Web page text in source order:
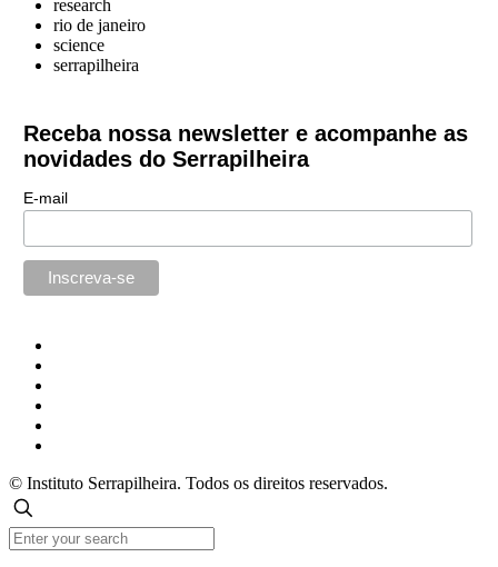
research
rio de janeiro
science
serrapilheira
Receba nossa newsletter e acompanhe as
novidades do Serrapilheira
E-mail
© Instituto Serrapilheira. Todos os direitos reservados.